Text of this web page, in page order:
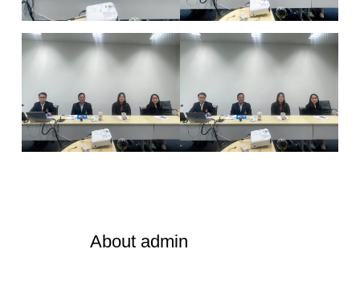
Aboutadmin